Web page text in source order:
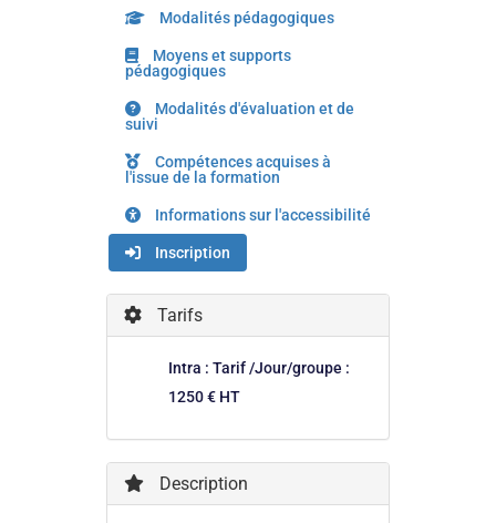
Modalités pédagogiques
Moyens et supports
pédagogiques
Modalités d'évaluation et de
suivi
Compétences acquises à
l'issue de la formation
Informations sur l'accessibilité
Inscription
Tarifs
Intra : Tarif /Jour/groupe :
1250 € HT
Description